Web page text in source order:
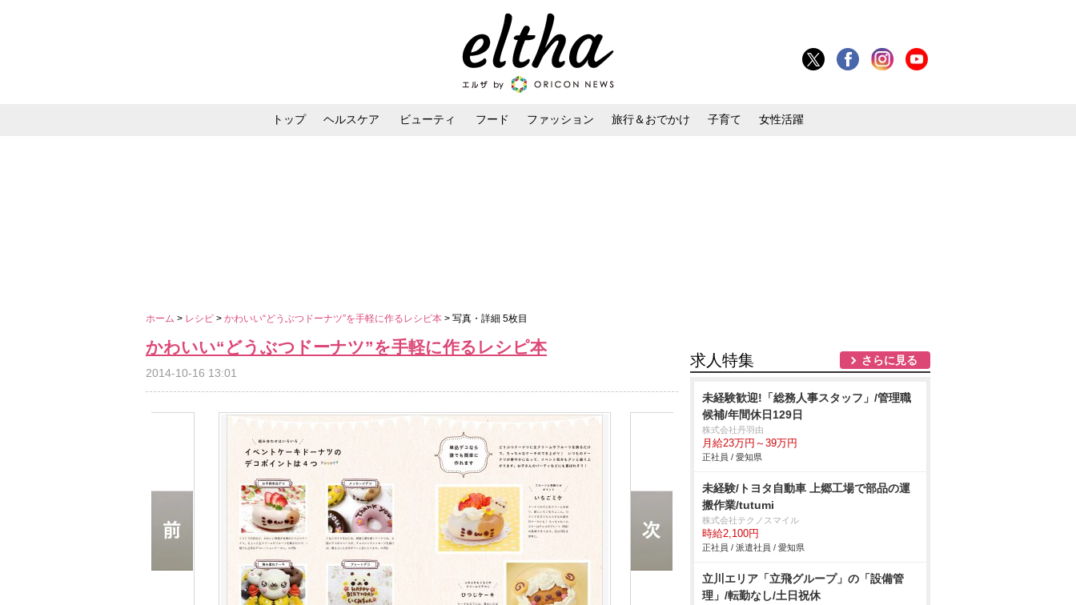
トップ ヘルスケア ビューティ フード ファッション 旅行＆おでかけ 子育て 女性活躍
ホーム > レシピ > かわいい“どうぶつドーナツ”を手軽に作るレシピ本 > 写真・詳細 5枚目
かわいい“どうぶつドーナツ”を手軽に作るレシピ本
2014-10-16 13:01
求人特集 さらに見る
未経験歓迎!「総務人事スタッフ」/管理職
候補/年間休日129日
株式会社丹羽由
月給23万円～39万円
正社員 / 愛知県
未経験/トヨタ自動車 上郷工場で部品の運
搬作業/tutumi
株式会社テクノスマイル
時給2,100円
正社員 / 派遣社員 / 愛知県
立川エリア「立飛グループ」の「設備管
理」/転勤なし/土日祝休